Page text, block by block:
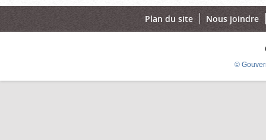
Plan du site Nous joindre
©